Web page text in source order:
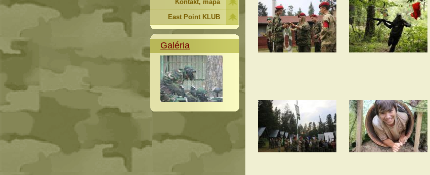
Kontakt, mapa
East Point KLUB
Galéria